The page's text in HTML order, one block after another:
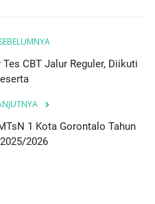
CBT Jalur Reguler, Diikuti
1 Kota Gorontalo Tahun
2026